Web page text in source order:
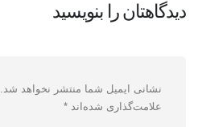
دیدگاهتان را بنویسید
نشانی ایمیل شما منتشر نخواهد شد.
علامت‌گذاری شده‌اند *